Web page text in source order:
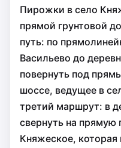
Пирожки в село
прямой грунтовой
путь: по
Васильево до
повернуть под
шоссе, ведущее в
третий маршрут: в
свернуть на прямую
Княжеское,